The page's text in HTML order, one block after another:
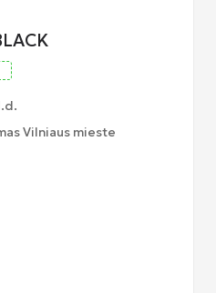
Vilniaus mieste